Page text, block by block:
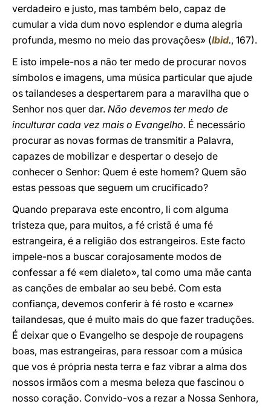
verdadeiro e justo, mas também belo, capaz de
cumular a vida dum novo esplendor e duma alegria
profunda, mesmo no meio das provações» (Ibid., 167).
E isto impele-nos a não ter medo de procurar novos
símbolos e imagens, uma música particular que ajude
os tailandeses a despertarem para a maravilha que o
Senhor nos quer dar. Não devemos ter medo de
inculturar cada vez mais o Evangelho. É necessário
procurar as novas formas de transmitir a Palavra,
capazes de mobilizar e despertar o desejo de
conhecer o Senhor: Quem é este homem? Quem são
estas pessoas que seguem um crucificado?
Quando preparava este encontro, li com alguma
tristeza que, para muitos, a fé cristã é uma fé
estrangeira, é a religião dos estrangeiros. Este facto
impele-nos a buscar corajosamente modos de
confessar a fé «em dialeto», tal como uma mãe canta
as canções de embalar ao seu bebé. Com esta
confiança, devemos conferir à fé rosto e «carne»
tailandesas, que é muito mais do que fazer traduções.
É deixar que o Evangelho se despoje de roupagens
boas, mas estrangeiras, para ressoar com a música
que vos é própria nesta terra e faz vibrar a alma dos
nossos irmãos com a mesma beleza que fascinou o
nosso coração. Convido-vos a rezar a Nossa Senhora,